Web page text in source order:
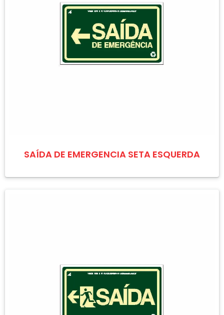
SAÍDA DE EMERGENCIA SETA ESQUERDA